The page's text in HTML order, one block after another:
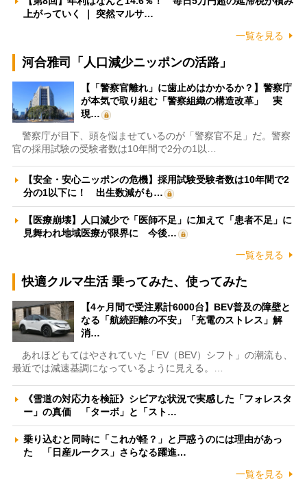
上がっていく ｜ 突然マルサ…
一覧を見る
河合雅司「人口減少ニッポンの活路」
【「警察官離れ」に歯止めはかかるか？】警察庁
が本気で取り組む「警察組織の構造改革」 実
現…
警察庁が目下、頭を悩ませているのが「警察官不足」だ。警察
官の採用試験の受験者数は10年間で2分の1以…
【安全・安心ニッポンの危機】採用試験受験者数は10年間で2
分の1以下に！ 出生数減がも…
【医療崩壊】人口減少で「医師不足」に加えて「患者不足」に
見舞われ地域医療が限界に 今後…
一覧を見る
快適クルマ生活 乗ってみた、使ってみた
【4ヶ月間で受注累計6000台】BEV普及の障壁と
なる「航続距離の不安」「充電のストレス」解
消…
あれほどもてはやされていた「EV（BEV）シフト」の潮流も、
最近では減速基調になっているように見える。…
《雪道の対応力を検証》シビアな状況で実感した「フォレスタ
ー」の真価 「ターボ」と「スト…
乗り込むと同時に「これが軽？」と戸惑うのには理由があっ
た 「日産ルークス」さらなる躍進…
一覧を見る